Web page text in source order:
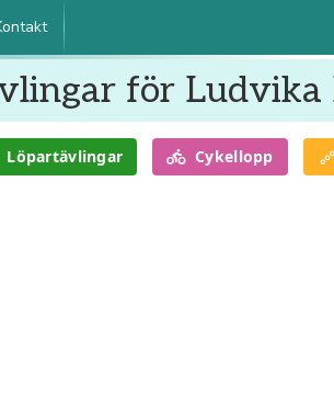
för
Löpartävlingar Cykellopp